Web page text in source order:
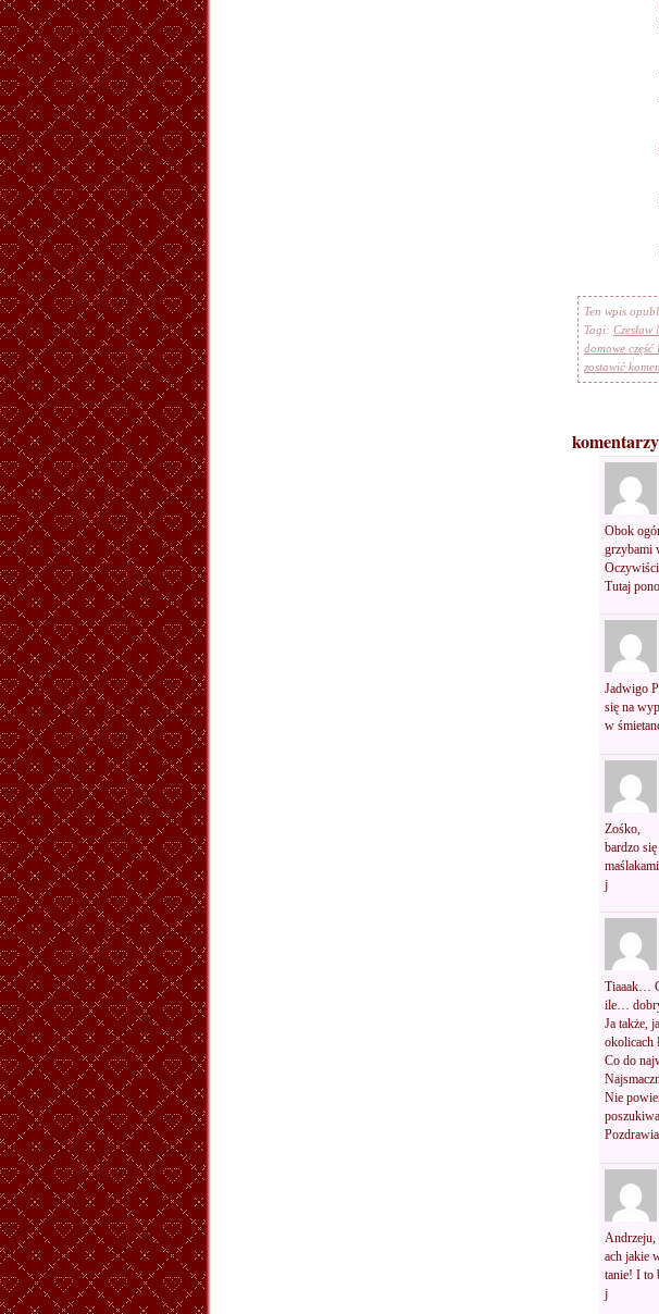
Ten wpis
Tagi:
domowe część
zostawić
Obok
grzybami
Tutaj
Jadwigo
się na
w
Zośko,
bardzo
j
Tiaaak…
ile…
Ja także,
okolicach
Co do
Nie
Andrzeju,
ach jakie
tanie! I to
j